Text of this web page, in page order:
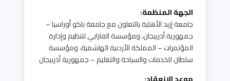
الجهة المنظمة:
جامعة إربد الأهلية بالتعاون مع جامعة باكو أوراسيا –
جمهورية أذربيجان، ومؤسسة الفارابي لتنظيم وإدارة
المؤتمرات – المملكة الأردنية الهاشمية، ومؤسسة
سلطان للخدمات والسياحة والتعليم – جمهورية أذربيجان